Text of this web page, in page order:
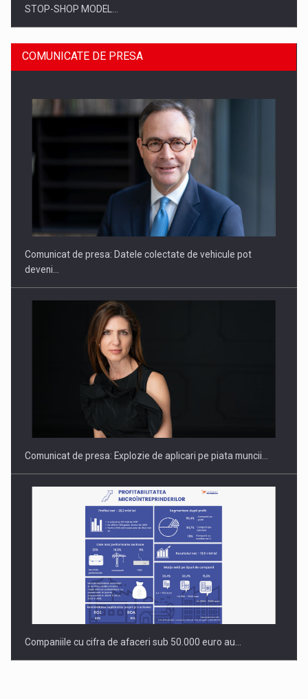
STOP-SHOP MODEL…
ROOTED IN ROMANIA, BUILT TO DELIVER TECHNOLOGY FOR
PUTTING ROMANIAN CORPORATE COMPANIES ON THE
INTERNATIONAL BUSINESS SCENE
COMUNICATE DE PRESA
Comunicat de presa: Datele colectate de vehicule pot
deveni…
Comunicat de presa: Explozie de aplicari pe piata muncii…
Companiile cu cifra de afaceri sub 50.000 euro au…